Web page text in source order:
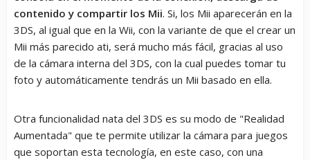
contenido y compartir los Mii. Si, los Mii aparecerán en la
3DS, al igual que en la Wii, con la variante de que el crear un
Mii más parecido ati, será mucho más fácil, gracias al uso
de la cámara interna del 3DS, con la cual puedes tomar tu
foto y automáticamente tendrás un Mii basado en ella.
Otra funcionalidad nata del 3DS es su modo de "Realidad
Aumentada" que te permite utilizar la cámara para juegos
que soportan esta tecnología, en este caso, con una